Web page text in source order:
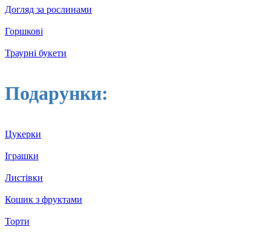
Догляд за рослинами
Горшкові
Траурні букети
Подарунки:
Цукерки
Іграшки
Листівки
Кошик з фруктами
Торти